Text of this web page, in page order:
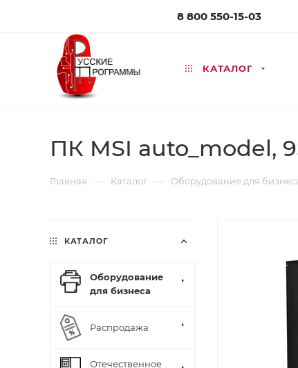
8 800 550-15-03
КАТАЛОГ
ПК MSI auto_model,
Главная — Каталог — Оборудование для
КАТАЛОГ
Оборудование
для бизнеса
Распродажа
Отечественное